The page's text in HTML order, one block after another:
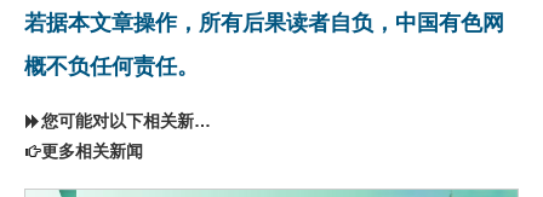
若据本文章操作，所有后果读者自负，中国有色网
概不负任何责任。
您可能对以下相关新闻同样感兴趣
更多相关新闻